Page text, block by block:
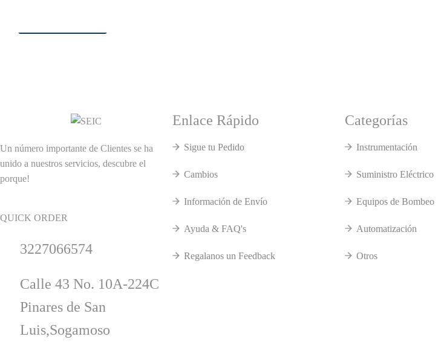
Un número importante de Clientes se ha
unido a nuestros servicios, descubre el
porque!
QUICK ORDER
3227066574
Calle 43 No. 10A-224C
Pinares de San
Luis,Sogamoso
Enlace Rápido
Sigue tu Pedido
Cambios
Información de Envío
Ayuda & FAQ's
Regalanos un Feedback
Categorías
Instrumentación
Suministro Eléctrico
Equipos de Bombeo
Automatización
Otros